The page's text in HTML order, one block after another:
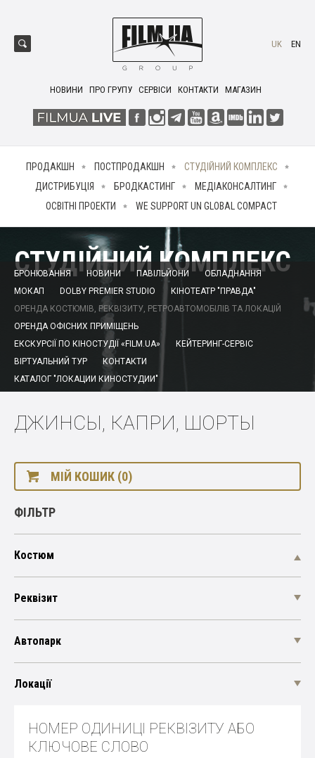
НОВИНИ ПРО ГРУПУ СЕРВІСИ КОНТАКТИ МАГАЗИН
UK EN
ПРОДАКШН ПОСТПРОДАКШН
СТУДІЙНИЙ КОМПЛЕКС
ДИСТРИБУЦІЯ
БРОДКАСТИНГ
МЕДІАКОНСАЛТИНГ
ОСВІТНІ ПРОЕКТИ
WE SUPPORT UN GLOBAL COMPACT
СТУДІЙНИЙ КОМПЛЕКС
БРОНЮВАННЯ НОВИНИ ПАВІЛЬЙОНИ
ОБЛАДНАННЯ
МОКАП
DOLBY PREMIER STUDIO
КІНОТЕАТР "ПРАВДА"
ОРЕНДА КОСТЮМІВ, РЕКВІЗИТУ, РЕТРОАВТОМОБІЛІВ ТА ЛОКАЦІЙ
ОРЕНДА ОФІСНИХ ПРИМІЩЕНЬ
ЕКСКУРСІЇ ПО КІНОСТУДІЇ «FILM.UA»
КЕЙТЕРИНГ-СЕРВІС
ВІРТУАЛЬНИЙ ТУР
КОНТАКТИ
КАТАЛОГ "ЛОКАЦИИ КИНОСТУДИИ"
ДЖИНСЫ, КАПРИ, ШОРТЫ
МІЙ КОШИК (0)
ФІЛЬТР
Костюм
Реквізит
Автопарк
Локації
НОМЕР ОДИНИЦІ РЕКВІЗИТУ АБО
КЛЮЧОВЕ СЛОВО